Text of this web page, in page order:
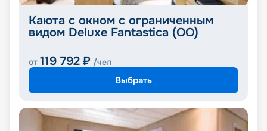
Каюта с окном с ограниченным
видом Deluxe Fantastica (OO)
от 119 792 ₽ /чел
Выбрать